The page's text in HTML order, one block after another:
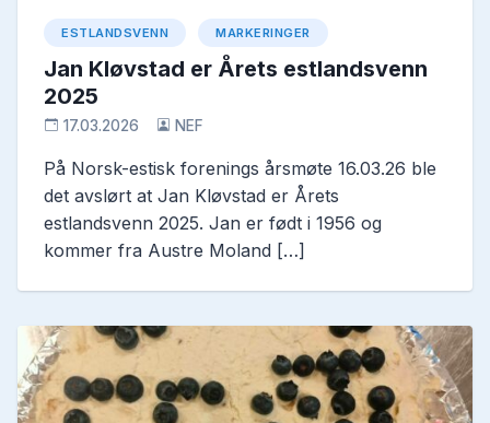
ESTLANDSVENN MARKERINGER
Jan Kløvstad er Årets estlandsvenn
2025
17.03.2026 NEF
På Norsk-estisk forenings årsmøte 16.03.26 ble
det avslørt at Jan Kløvstad er Årets
estlandsvenn 2025. Jan er født i 1956 og
kommer fra Austre Moland […]